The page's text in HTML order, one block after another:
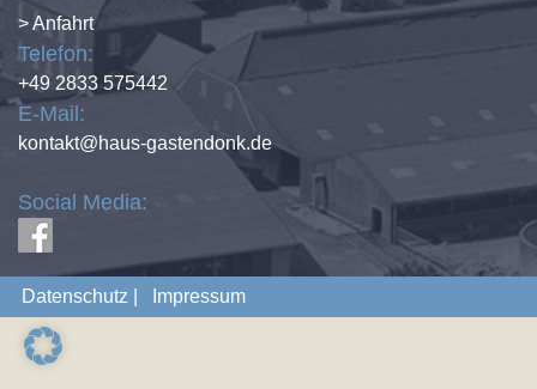
> Anfahrt
Telefon:
+49 2833 575442
E-Mail:
kontakt@haus-gastendonk.de
Social Media:
Datenschutz Impressum